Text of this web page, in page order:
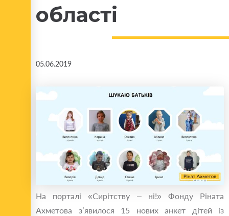
області
05.06.2019
На порталі «Сирітству – ні!» Фонду Ріната
Ахметова з’явилося 15 нових анкет дітей із